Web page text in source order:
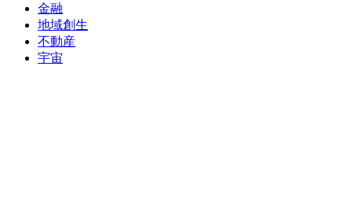
金融
地域創生
不動産
宇宙